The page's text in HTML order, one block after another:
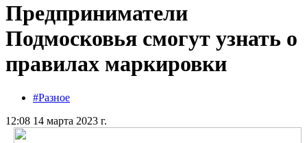
Предприниматели
Подмосковья смогут узнать о
правилах маркировки
#Разное
12:08 14 марта 2023 г.